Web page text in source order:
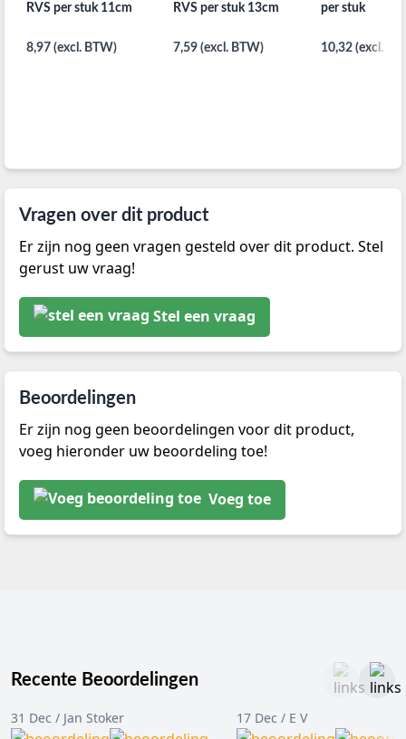
RVS per stuk 11cm
8,97 (excl. BTW)
RVS per stuk 13cm
7,59 (excl. BTW)
per stuk
10,32 (excl.
Vragen over dit product
Er zijn nog geen vragen gesteld over dit product. Stel
gerust uw vraag!
Stel een vraag
Beoordelingen
Er zijn nog geen beoordelingen voor dit product,
voeg hieronder uw beoordeling toe!
Voeg toe
Recente Beoordelingen
31 Dec / Jan Stoker 17 Dec / E V